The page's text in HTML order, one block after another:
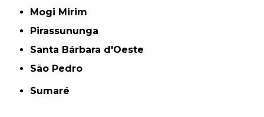
Mogi Mirim
Pirassununga
Santa Bárbara d'Oeste
São Pedro
Sumaré